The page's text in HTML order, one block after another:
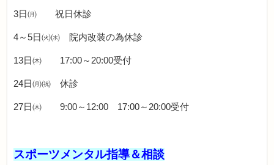
3日㈪ 祝日休診
4～5日㈫㈬ 院内改装の為休診
13日㈭ 17:00～20:00受付
24日㈪㈷ 休診
27日㈭ 9:00～12:00 17:00～20:00受付
スポーツメンタル指導＆相談